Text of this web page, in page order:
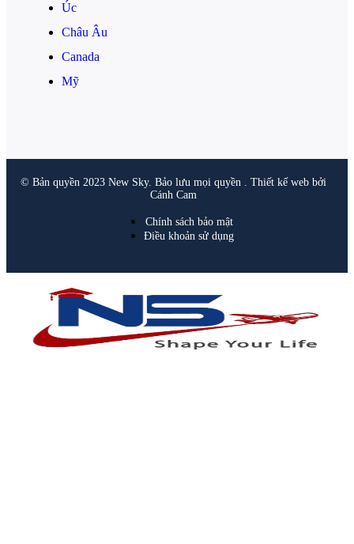
Úc
Châu Âu
Canada
Mỹ
© Bản quyền 2023 New Sky. Bảo lưu mọi quyền . Thiết kế web bởi
Cánh Cam
Chính sách bảo mật
Điều khoản sử dụng